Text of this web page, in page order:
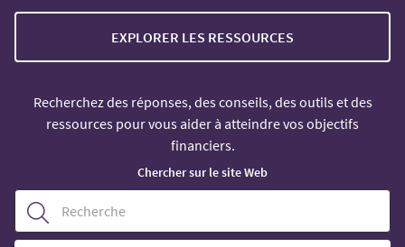
EXPLORER LES RESSOURCES
Recherchez des réponses, des conseils, des outils et des
ressources pour vous aider à atteindre vos objectifs
financiers.
Chercher sur le site Web